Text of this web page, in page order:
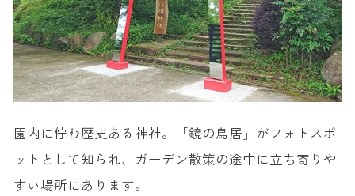
園内に佇む歴史ある神社。「鏡の鳥居」がフォトスポ
ットとして知られ、ガーデン散策の途中に立ち寄りや
すい場所にあります。